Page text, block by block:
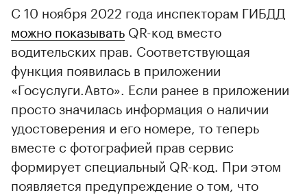
С 10 ноября 2022 года инспекторам ГИБДД
можно показывать QR-код вместо
водительских прав. Соответствующая
функция появилась в приложении
«Госуслуги.Авто». Если ранее в приложении
просто значилась информация о наличии
удостоверения и его номере, то теперь
вместе с фотографией прав сервис
формирует специальный QR-код. При этом
появляется предупреждение о том, что